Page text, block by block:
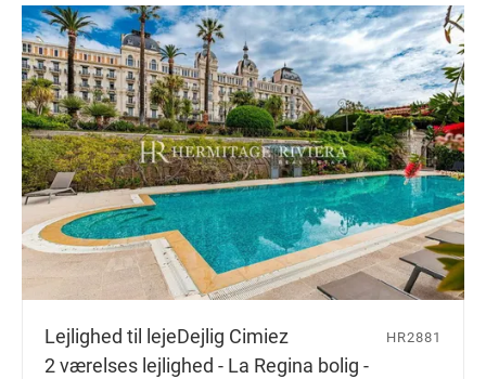
Lejlighed til lejeDejlig Cimiez
2 værelses lejlighed - La Regina bolig -
HR2881